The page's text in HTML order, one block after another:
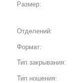
Размер:
Отделений:
Формат:
Тип закрывания:
Тип ношения: